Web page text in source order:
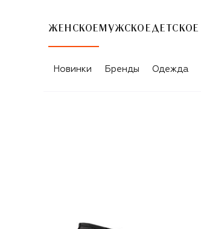
ЖЕНСКОЕ МУЖСКОЕ ДЕТСКОЕ
Новинки Бренды Одежда